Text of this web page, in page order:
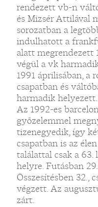
rendezett vb-n
és Mizsér Attilával
sorozatban a
indulhatott a
alatt megrendezett
végül a vk
1991 áprilisában, a
csapatban és
harmadik helyezett.
Az 1992-es
győzelemmel
tizenegyedik, így
csapatban is az
találattal csak a 63.
helyre. Futásban
Összesítésben 32.,
végzett. Az
zárt.